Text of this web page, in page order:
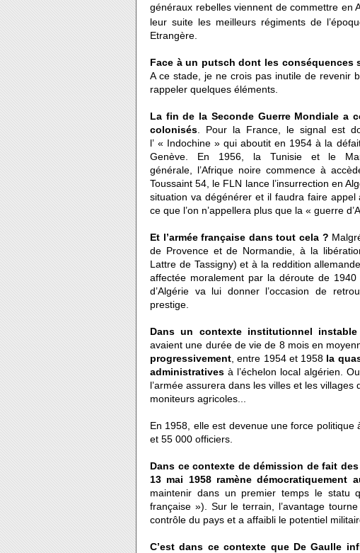
généraux rebelles viennent de commettre en
leur suite les meilleurs régiments de
Etrangère.
Face à un putsch dont les conséquences
A ce stade, je ne crois pas inutile de revenir
rappeler quelques éléments.
La fin de la Seconde Guerre Mondiale a
colonisés . Pour la France, le signal est
l’ « Indochine » qui aboutit en 1954 à la
Genève. En 1956, la Tunisie et le
générale, l’Afrique noire commence à
Toussaint 54, le FLN lance l’insurrection en
situation va dégénérer et il faudra faire
ce que l’on n’appellera plus que la « guerre
Et l’armée française dans tout cela ?
de Provence et de Normandie, à la
Lattre de Tassigny) et à la reddition
affectée moralement par la déroute de
d’Algérie va lui donner l’occasion de
prestige.
Dans un contexte institutionnel instable
avaient une durée de vie de 8 mois en
progressivement , entre 1954 et 1958 la
administratives à l’échelon local algérien.
l’armée assurera dans les villes et les villages
moniteurs agricoles...
En 1958, elle est devenue une force
et 55 000 officiers.
Dans ce contexte de démission de fait
13 mai 1958 ramène démocratiquement
maintenir dans un premier temps le statu
française »). Sur le terrain, l’avantage
contrôle du pays et a affaibli le potentiel
C’est dans ce contexte que De Gaulle